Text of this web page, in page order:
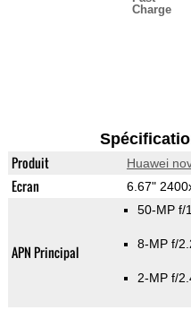
Charge
Produit Huawei
Ecran 6.67"
APN Principal
50-MP f/
8-MP f/
2-MP f/